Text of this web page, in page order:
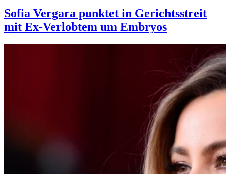
Sofia Vergara punktet in Gerichtsstreit
mit Ex-Verlobtem um Embryos